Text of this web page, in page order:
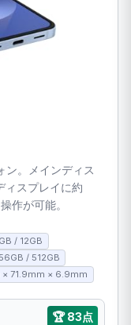
ン。メインディス
ィスプレイに約
作が可能。
/ 12GB
/ 512GB
× 71.9mm × 6.9mm
🏆 83点